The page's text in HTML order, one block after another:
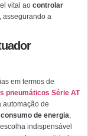
vital ao controlar
assegurando a
em termos de
pneumáticos Série AT
automação de
de energia
indispensável